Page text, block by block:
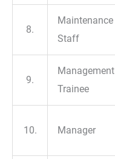
8.
Maintenance
Staff
9.
Management
Trainee
10. Manager